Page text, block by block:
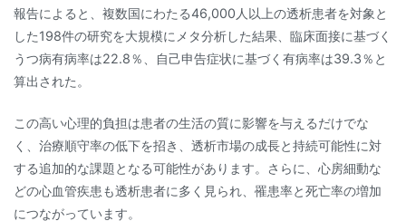
報告によると、複数国にわたる46,000人以上の透析患者を対象と
した198件の研究を大規模にメタ分析した結果、臨床面接に基づく
うつ病有病率は22.8％、自己申告症状に基づく有病率は39.3％と
算出された。
この高い心理的負担は患者の生活の質に影響を与えるだけでな
く、治療順守率の低下を招き、透析市場の成長と持続可能性に対
する追加的な課題となる可能性があります。さらに、心房細動な
どの心血管疾患も透析患者に多く見られ、罹患率と死亡率の増加
につながっています。